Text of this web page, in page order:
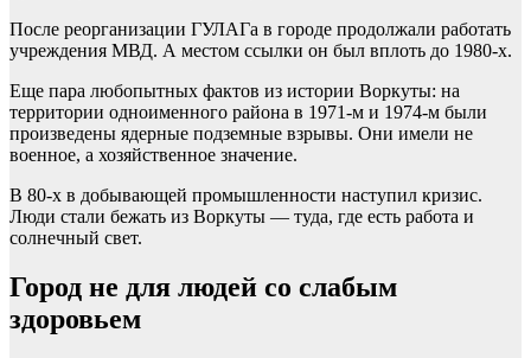
После реорганизации ГУЛАГа в городе продолжали работать
учреждения МВД. А местом ссылки он был вплоть до 1980-х.
Еще пара любопытных фактов из истории Воркуты: на
территории одноименного района в 1971-м и 1974-м были
произведены ядерные подземные взрывы. Они имели не
военное, а хозяйственное значение.
В 80-х в добывающей промышленности наступил кризис.
Люди стали бежать из Воркуты — туда, где есть работа и
солнечный свет.
Город не для людей со слабым
здоровьем